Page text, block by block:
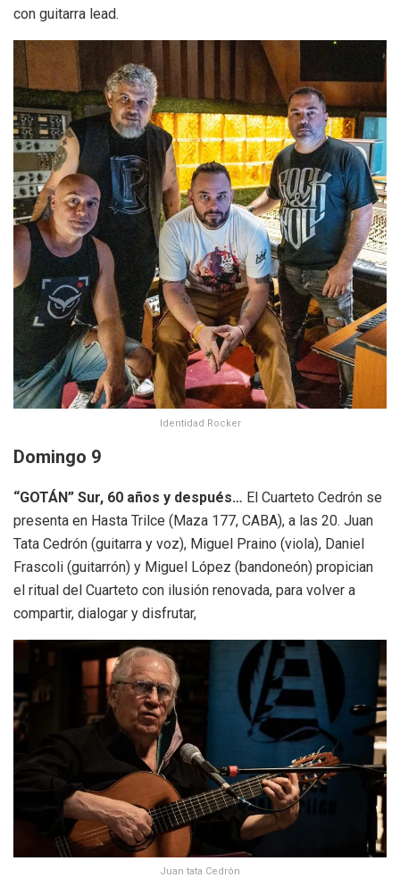
con guitarra lead.
Identidad Rocker
Domingo 9
“GOTÁN” Sur, 60 años y después… El Cuarteto Cedrón se
presenta en Hasta Trilce (Maza 177, CABA), a las 20. Juan
Tata Cedrón (guitarra y voz), Miguel Praino (viola), Daniel
Frascoli (guitarrón) y Miguel López (bandoneón) propician
el ritual del Cuarteto con ilusión renovada, para volver a
compartir, dialogar y disfrutar,
Juan tata Cedrón